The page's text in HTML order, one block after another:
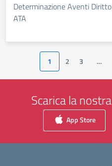
Determinazione Aventi
ATA
1 2 3 …
Scarica la
App Store